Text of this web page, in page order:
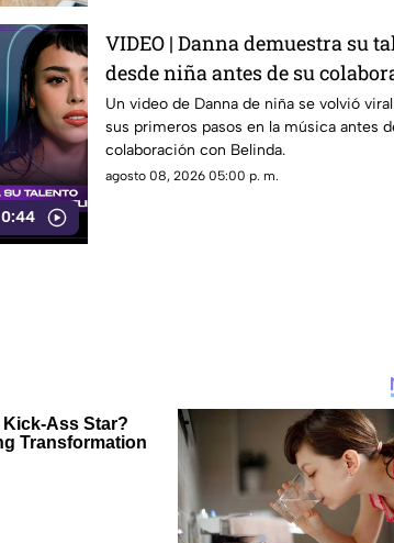
0:44
VIDEO | Danna demuestra su
desde niña antes de su
con Belinda.
Un video de Danna de niña se volvió
sus primeros pasos en la música antes
colaboración con Belinda.
agosto 08, 2026 05:00 p. m.